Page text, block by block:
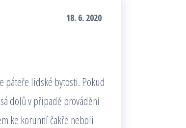
18. 6. 2020
páteře lidské bytosti. Pokud
dolů v případě provádění
ke korunní čakře neboli